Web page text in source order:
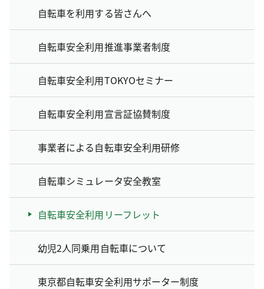
自転車を利用する皆さんへ
自転車安全利用推進事業者制度
自転車安全利用TOKYOセミナー
自転車安全利用宣言証協賛制度
事業者による自転車安全利用研修
自転車シミュレータ安全教室
自転車安全利用リーフレット
幼児2人同乗用自転車について
東京都自転車安全利用サポーター制度